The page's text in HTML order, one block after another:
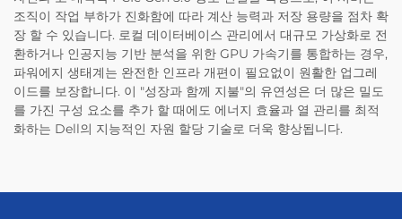
조직이 작업 부하가 진화함에 따라 계산 능력과 저장 용량을 점차 확
장 할 수 있습니다. 로컬 데이터베이스 관리에서 대규모 가상화로 전
환하거나 인공지능 기반 분석을 위한 GPU 가속기를 통합하는 경우,
파워에지 생태계는 완전한 인프라 개편이 필요없이 원활한 업그레
이드를 보장합니다. 이 "성장과 함께 지불"의 유연성은 더 많은 밀도
를 가진 구성 요소를 추가 할 때에도 에너지 효율과 열 관리를 최적
화하는 Dell의 지능적인 자원 할당 기술로 더욱 향상됩니다.